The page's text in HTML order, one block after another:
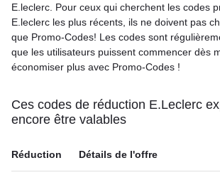
E.leclerc. Pour ceux qui cherchent les codes
E.leclerc les plus récents, ils ne doivent pas
que Promo-Codes! Les codes sont
que les utilisateurs puissent commencer dès
économiser plus avec Promo-Codes !
Ces codes de réduction E.Leclerc
encore être valables
Réduction Détails de l'offre